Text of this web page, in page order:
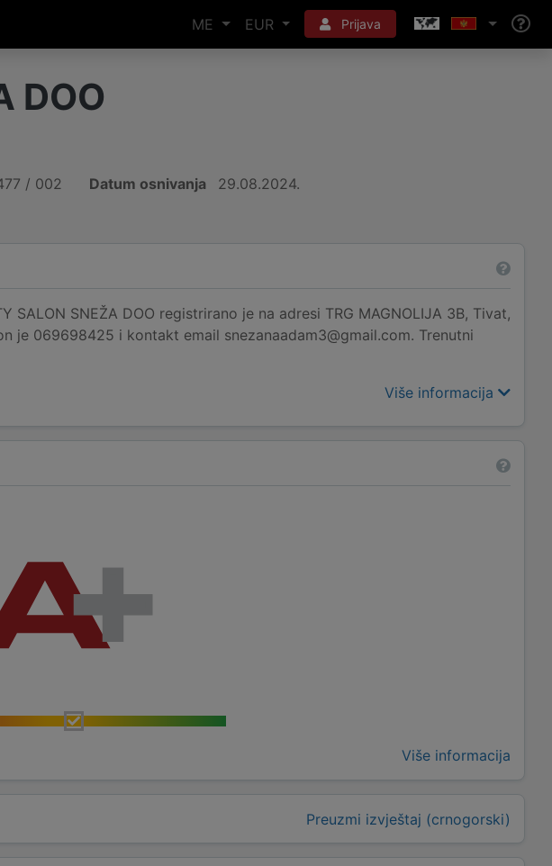
ME EUR Prijava
DOO
/ 002 Datum osnivanja 29.08.2024.
SALON SNEŽA DOO registrirano je na adresi TRG MAGNOLIJA 3B, Tivat,
je 069698425 i kontakt email snezanaadam3@gmail.com. Trenutni
Više informacija
Više informacija
Preuzmi izvještaj (crnogorski)